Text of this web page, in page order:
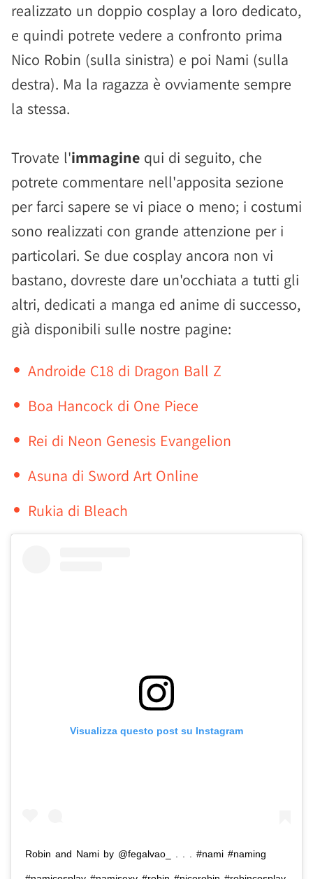
realizzato un doppio cosplay a loro dedicato,
e quindi potrete vedere a confronto prima
Nico Robin (sulla sinistra) e poi Nami (sulla
destra). Ma la ragazza è ovviamente sempre
la stessa.
Trovate l'immagine qui di seguito, che
potrete commentare nell'apposita sezione
per farci sapere se vi piace o meno; i costumi
sono realizzati con grande attenzione per i
particolari. Se due cosplay ancora non vi
bastano, dovreste dare un'occhiata a tutti gli
altri, dedicati a manga ed anime di successo,
già disponibili sulle nostre pagine:
Androide C18 di Dragon Ball Z
Boa Hancock di One Piece
Rei di Neon Genesis Evangelion
Asuna di Sword Art Online
Rukia di Bleach
Visualizza questo post su Instagram
Robin and Nami by @fegalvao_ . . . #nami #naming